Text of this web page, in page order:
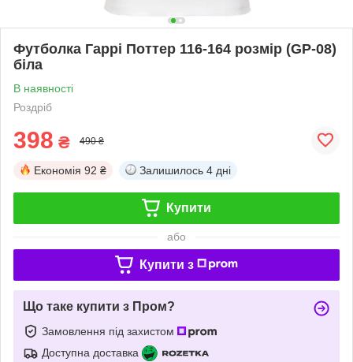
Футболка Гаррі Поттер 116-164 розмір (GP-08)
біла
В наявності
Роздріб
398 ₴ 490 ₴
Економія 92 ₴ Залишилось 4 дні
Купити
або
Купити з
Що таке купити з Пром?
Замовлення під захистом
Доступна доставка